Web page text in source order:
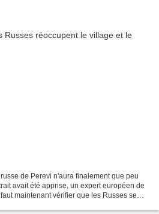
de Perevi n'aura finalement que peu
avait été apprise, un expert européen de
maintenant vérifier que les Russes se